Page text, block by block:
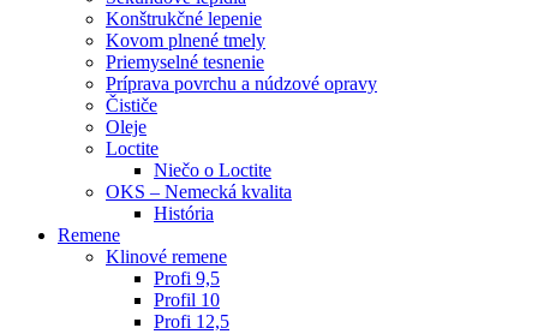
Konštrukčné lepenie
Kovom plnené tmely
Priemyselné tesnenie
Príprava povrchu a núdzové opravy
Čističe
Oleje
Loctite
Niečo o Loctite
OKS – Nemecká kvalita
História
Remene
Klinové remene
Profi 9,5
Profil 10
Profi 12,5